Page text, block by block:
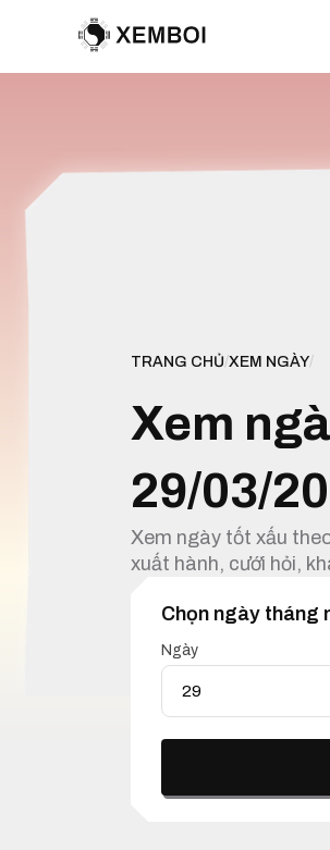
TRANG CHỦ/XEM NGÀY/
Xem
29/03/
Xem ngày tốt xấu
xuất hành, cưới hỏi,
Chọn ngày tháng
Ngày